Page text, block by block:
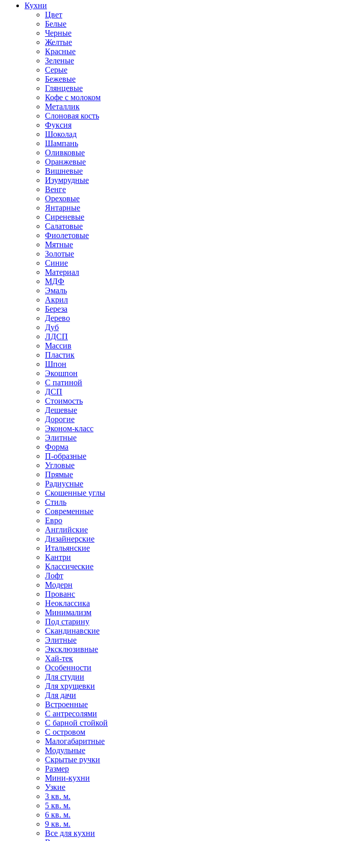
Кухни
Цвет
Белые
Черные
Желтые
Красные
Зеленые
Серые
Бежевые
Глянцевые
Кофе с молоком
Металлик
Слоновая кость
Фуксия
Шоколад
Шампань
Оливковые
Оранжевые
Вишневые
Изумрудные
Венге
Ореховые
Янтарные
Сиреневые
Салатовые
Фиолетовые
Мятные
Золотые
Синие
Материал
МДФ
Эмаль
Акрил
Береза
Дерево
Дуб
ЛДСП
Массив
Пластик
Шпон
Экошпон
С патиной
ДСП
Стоимость
Дешевые
Дорогие
Эконом-класс
Элитные
Форма
П-образные
Угловые
Прямые
Радиусные
Скошенные углы
Стиль
Современные
Евро
Английские
Дизайнерские
Итальянские
Кантри
Классические
Лофт
Модерн
Прованс
Неоклассика
Минимализм
Под старину
Скандинавские
Элитные
Эксклюзивные
Хай-тек
Особенности
Для студии
Для хрущевки
Для дачи
Встроенные
С антресолями
С барной стойкой
С островом
Малогабаритные
Модульные
Скрытые ручки
Размер
Мини-кухни
Узкие
3 кв. м.
5 кв. м.
6 кв. м.
9 кв. м.
Все для кухни